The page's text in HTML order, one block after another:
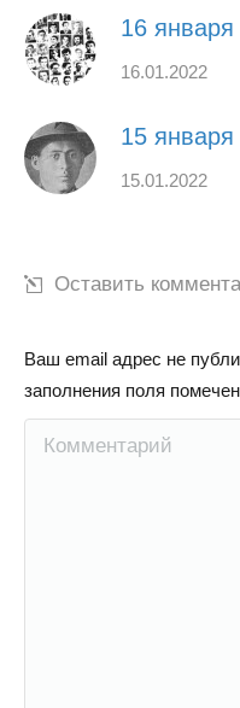
16
16.01.2022
15
15.01.2022
Оставить
Ваш email адрес не
заполнения поля
Комментарий